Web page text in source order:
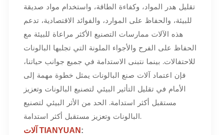
تقليل هدر المواد، وكفاءة الطاقة، واستخدام مواد صديقة
للبيئة، والحفاظ على الموارد، والفوائد الاقتصادية، تدعم
هذه الآلات ممارسات التصنيع الأكثر مراعاة للبيئة مع
الحفاظ على الفرح والأجواء الملونة التي تجلبها البالونات
للاحتفالات. بينما نتبنى الاستدامة في جميع جوانب حياتنا،
فإن اعتماد آلات صنع البالونات يمثل خطوة مهمة إلى
الأمام في تقليل التأثير البيئي لتصنيع البالونات وتعزيز
مستقبل أكثر استدامة. الحد من الأثر البيئي لتصنيع
البالونات وتعزيز مستقبل أكثر استدامة.
آلات TIANYUAN :